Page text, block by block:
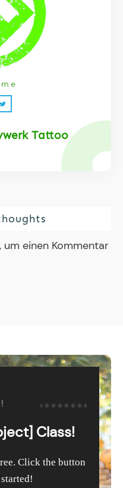
Tattoo
um einen Kommentar
Class!
Click the button